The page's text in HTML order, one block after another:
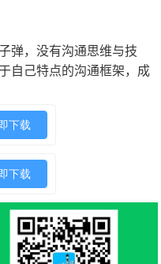
弹，没有沟通思维与技
自己特点的沟通框架，成
下载
下载